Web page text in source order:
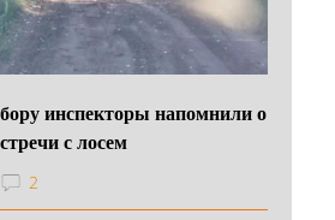
инспекторы напомнили о
с лосем
2